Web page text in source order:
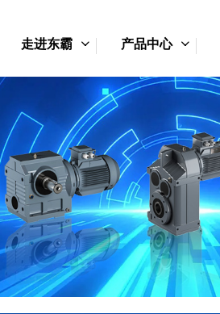
走进东霸 产品中心